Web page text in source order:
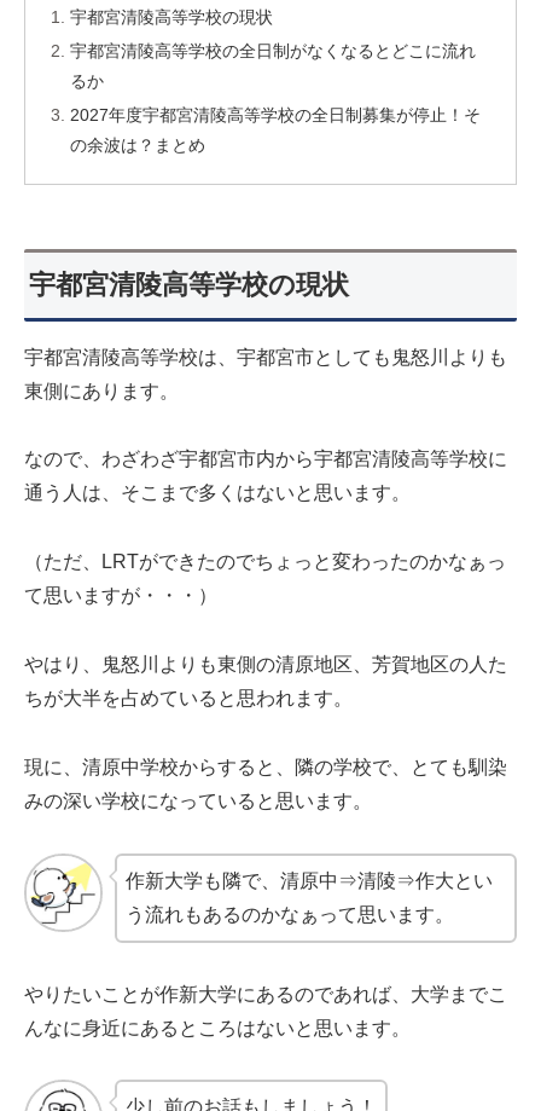
宇都宮清陵高等学校の現状
宇都宮清陵高等学校の全日制がなくなるとどこに流れ
るか
2027年度宇都宮清陵高等学校の全日制募集が停止！そ
の余波は？まとめ
宇都宮清陵高等学校の現状
宇都宮清陵高等学校は、宇都宮市としても鬼怒川よりも
東側にあります。
なので、わざわざ宇都宮市内から宇都宮清陵高等学校に
通う人は、そこまで多くはないと思います。
（ただ、LRTができたのでちょっと変わったのかなぁっ
て思いますが・・・）
やはり、鬼怒川よりも東側の清原地区、芳賀地区の人た
ちが大半を占めていると思われます。
現に、清原中学校からすると、隣の学校で、とても馴染
みの深い学校になっていると思います。
作新大学も隣で、清原中⇒清陵⇒作大とい
う流れもあるのかなぁって思います。
やりたいことが作新大学にあるのであれば、大学までこ
んなに身近にあるところはないと思います。